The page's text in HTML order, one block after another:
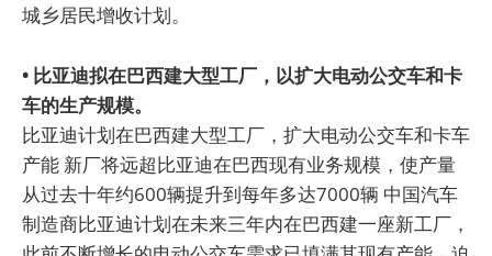
城乡居民增收计划。
• 比亚迪拟在巴西建大型工厂，以扩大电动公交车和卡
车的生产规模。
比亚迪计划在巴西建大型工厂，扩大电动公交车和卡车
产能 新厂将远超比亚迪在巴西现有业务规模，使产量
从过去十年约600辆提升到每年多达7000辆 中国汽车
制造商比亚迪计划在未来三年内在巴西建一座新工厂，